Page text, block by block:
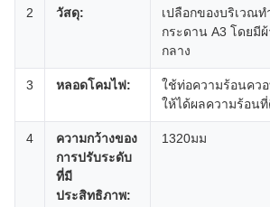
2 วัสดุ:
เปลือกของบริเวณ
กระดาน A3 โดยมี
กลาง
3 หลอดโคมไฟ:
ใช้ท่อความร้อนคว
ให้ได้ผลความร้อน
4
ความกว้างของ
การปรับระดับ
ที่มี
ประสิทธิภาพ:
1320มม